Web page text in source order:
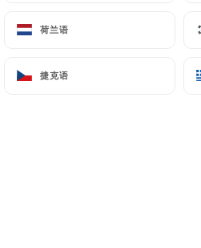
荷兰语
捷克语
荷兰语
捷克语